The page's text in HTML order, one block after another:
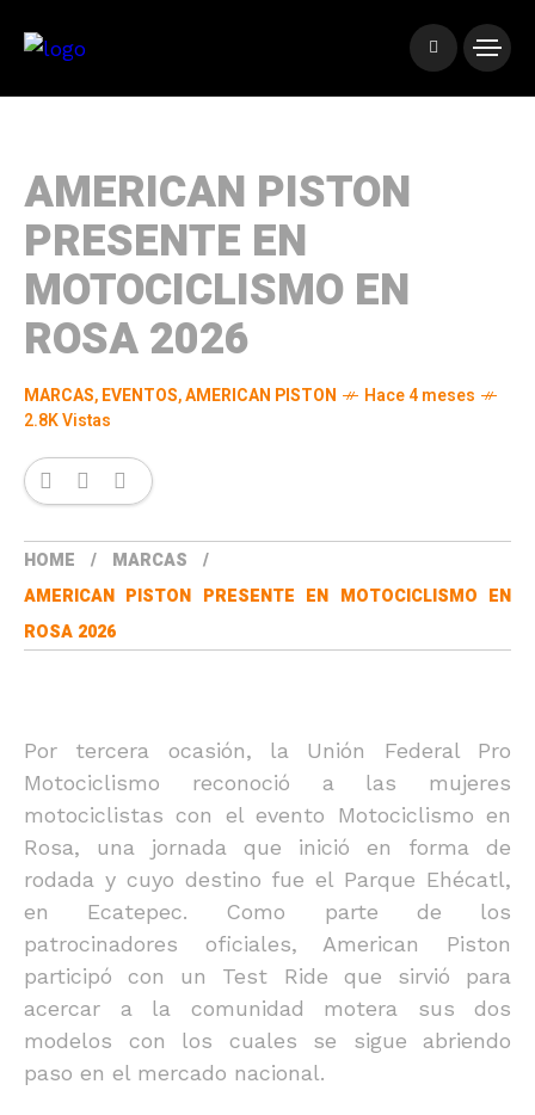
AMERICAN PISTON
PRESENTE EN
MOTOCICLISMO EN
ROSA 2026
MARCAS,EVENTOS,AMERICAN PISTON
Hace 4 meses
2.8K Vistas
HOME
MARCAS
AMERICAN PISTON PRESENTE EN MOTOCICLISMO EN
ROSA 2026
Por tercera ocasión, la Unión Federal Pro
Motociclismo reconoció a las mujeres
motociclistas con el evento Motociclismo en
Rosa, una jornada que inició en forma de
rodada y cuyo destino fue el Parque Ehécatl,
en Ecatepec. Como parte de los
patrocinadores oficiales, American Piston
participó con un Test Ride que sirvió para
acercar a la comunidad motera sus dos
modelos con los cuales se sigue abriendo
paso en el mercado nacional.